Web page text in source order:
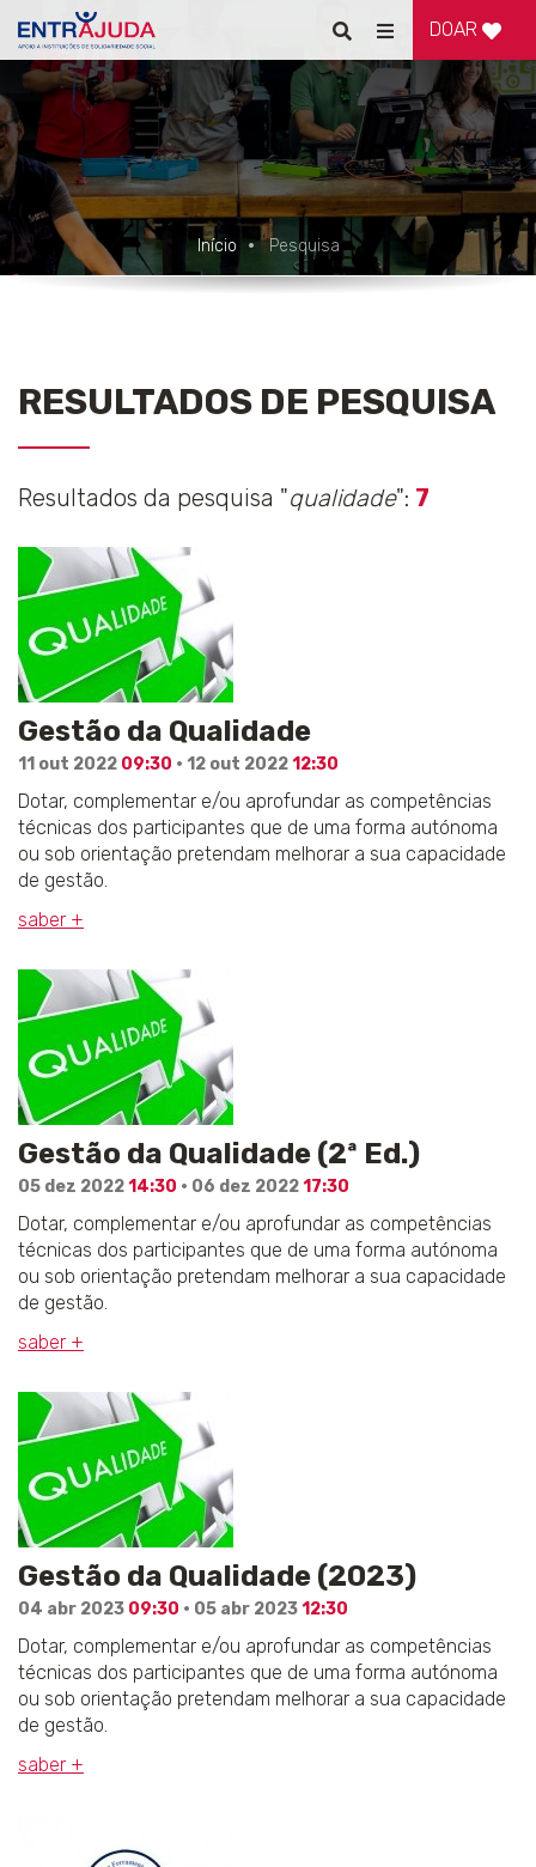
Pesquisar
Alternar
de
navegação
DOAR
Início Pesquisa
RESULTADOS DE PESQUISA
Resultados da pesquisa "qualidade": 7
Gestão da Qualidade
11 out 2022 09:30 · 12 out 202212:30
Dotar, complementar e/ou aprofundar as competências
técnicas dos participantes que de uma forma autónoma
ou sob orientação pretendam melhorar a sua capacidade
de gestão.
saber +
Gestão da Qualidade (2ª Ed.)
05 dez 202214:30 · 06 dez 202217:30
Dotar, complementar e/ou aprofundar as competências
técnicas dos participantes que de uma forma autónoma
ou sob orientação pretendam melhorar a sua capacidade
de gestão.
saber +
Gestão da Qualidade (2023)
04 abr 2023 09:30 · 05 abr 202312:30
Dotar, complementar e/ou aprofundar as competências
técnicas dos participantes que de uma forma autónoma
ou sob orientação pretendam melhorar a sua capacidade
de gestão.
saber +